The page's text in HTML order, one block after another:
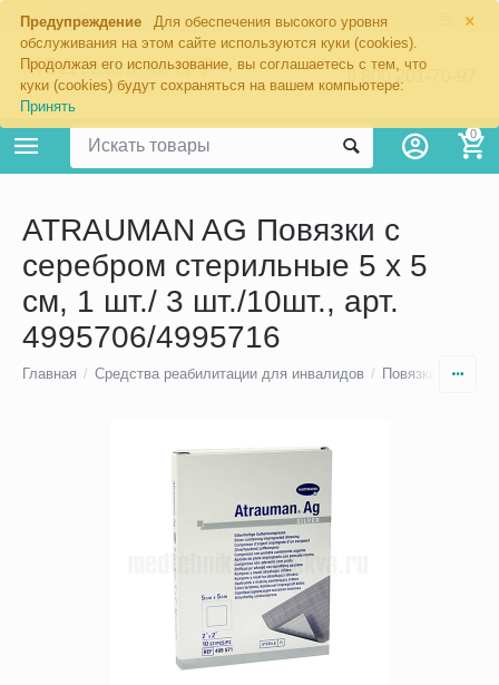
×
Предупреждение
Для обеспечения высокого уровня
обслуживания на этом сайте используются куки (cookies).
Продолжая его использование, вы соглашаетесь с тем, что
куки (cookies) будут сохраняться на вашем компьютере:
Принять
Москва
8 800 201-70-97
0
ATRAUMAN AG Повязки с
серебром стерильные 5 х 5
см, 1 шт./ 3 шт./10шт., арт.
4995706/4995716
Главная / Средства реабилитации для инвалидов / Повязки для